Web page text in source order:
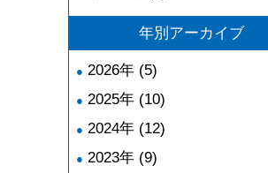
年別アーカイブ
2026年 (5)
2025年 (10)
2024年 (12)
2023年 (9)